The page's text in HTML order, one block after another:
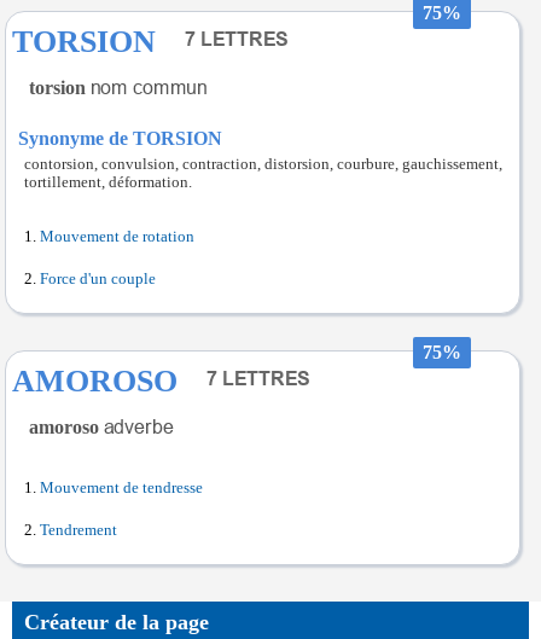
75%
TORSION
torsion
Synonyme de TORSION
contorsion, convulsion, contraction, distorsion, courbure, gauchissement,
tortillement, déformation.
Mouvement de rotation
Force d'un couple
75%
AMOROSO
amoroso
Mouvement de tendresse
Tendrement
Créateur de la page